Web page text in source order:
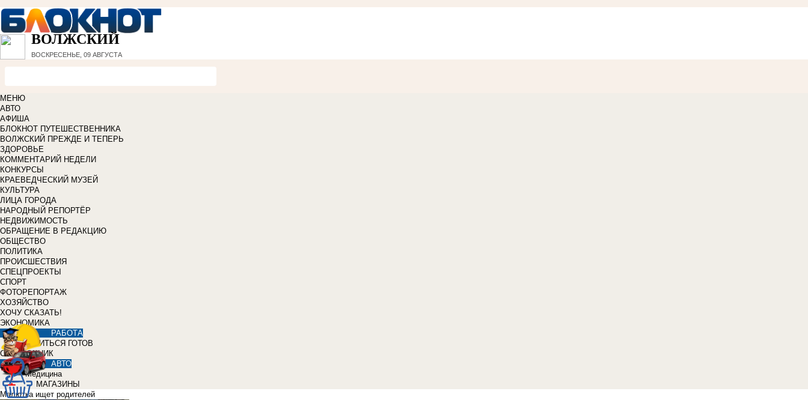
ВОЛЖСКИЙ
ВОСКРЕСЕНЬЕ, 09 АВГУСТА
МЕНЮ
АВТО
АФИША
БЛОКНОТ ПУТЕШЕСТВЕННИКА
ВОЛЖСКИЙ ПРЕЖДЕ И ТЕПЕРЬ
ЗДОРОВЬЕ
КОММЕНТАРИЙ НЕДЕЛИ
КОНКУРСЫ
КРАЕВЕДЧЕСКИЙ МУЗЕЙ
КУЛЬТУРА
ЛИЦА ГОРОДА
НАРОДНЫЙ РЕПОРТЁР
НЕДВИЖИМОСТЬ
ОБРАЩЕНИЕ В РЕДАКЦИЮ
ОБЩЕСТВО
ПОЛИТИКА
ПРОИСШЕСТВИЯ
СПЕЦПРОЕКТЫ
СПОРТ
ФОТОРЕПОРТАЖ
ХОЗЯЙСТВО
ХОЧУ СКАЗАТЬ!
ЭКОНОМИКА
РАБОТА
УЧИТЬСЯ ГОТОВ
СПРАВОЧНИК
АВТО
Медицина
МАГАЗИНЫ
Малютка ищет родителей